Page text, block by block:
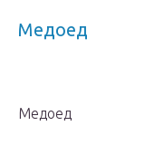
Медоед
Медоед